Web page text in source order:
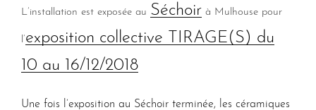
L’installation est exposée au Séchoir à Mulhouse pour
l’exposition collective TIRAGE(S) du
10 au 16/12/2018
Une fois l’exposition au Séchoir terminée, les céramiques